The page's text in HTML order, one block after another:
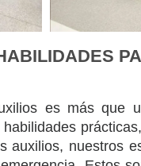
es más que
auxilios, nuestros